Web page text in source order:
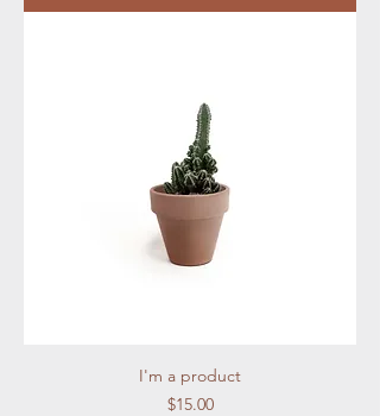
I'm a product
價格
$15.00